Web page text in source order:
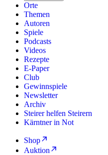
Orte
Themen
Autoren
Spiele
Podcasts
Videos
Rezepte
E-Paper
Club
Gewinnspiele
Newsletter
Archiv
Steirer helfen Steirern
Kärntner in Not
Shop
Auktion